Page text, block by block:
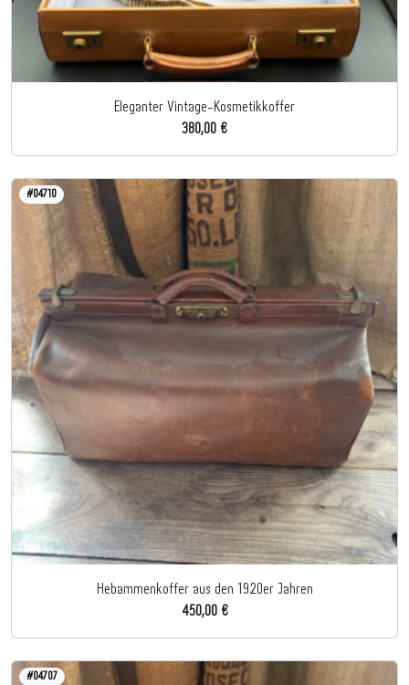
Eleganter Vintage-Kosmetikkoffer
380,00 €
#04710
Hebammenkoffer aus den 1920er Jahren
450,00 €
#04707